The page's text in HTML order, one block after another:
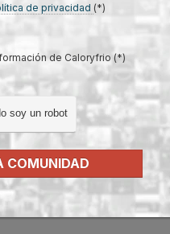
año de su
de privacidad (*)
de Caloryfrio (*)
soy un robot
COMUNIDAD